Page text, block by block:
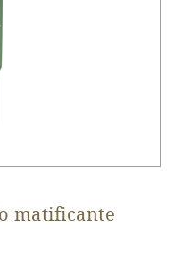
matificante